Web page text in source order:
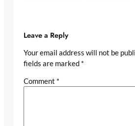
Leave a Reply
Your email address will not be
fields are marked *
Comment *